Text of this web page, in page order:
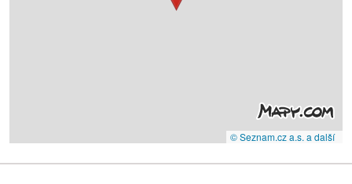
© Seznam.cz a.s. a další